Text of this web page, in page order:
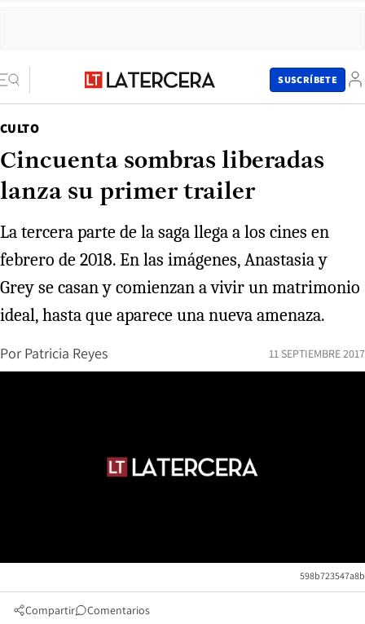
SUSCRÍBETE
CULTO
Cincuenta sombras liberadas
lanza su primer trailer
La tercera parte de la saga llega a los cines en
febrero de 2018. En las imágenes, Anastasia y
Grey se casan y comienzan a vivir un matrimonio
ideal, hasta que aparece una nueva amenaza.
Por Patricia Reyes 11 SEPTIEMBRE 2017
598b723547a8b
Compartir Comentarios